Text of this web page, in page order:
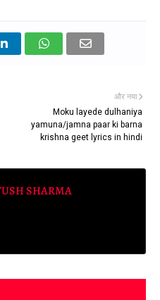
और नया
Moku layede dulhaniya
yamuna/jamna paar ki barna
krishna geet lyrics in hindi
SHARMA